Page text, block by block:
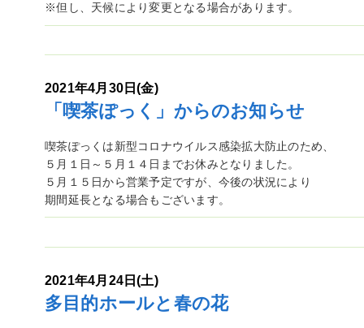
※但し、天候により変更となる場合があります。
2021年4月30日(金)
「喫茶ぽっく」からのお知らせ
喫茶ぽっくは新型コロナウイルス感染拡大防止のため、
５月１日～５月１４日までお休みとなりました。
５月１５日から営業予定ですが、今後の状況により
期間延長となる場合もございます。
2021年4月24日(土)
多目的ホールと春の花